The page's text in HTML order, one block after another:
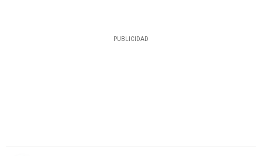
PUBLICIDAD